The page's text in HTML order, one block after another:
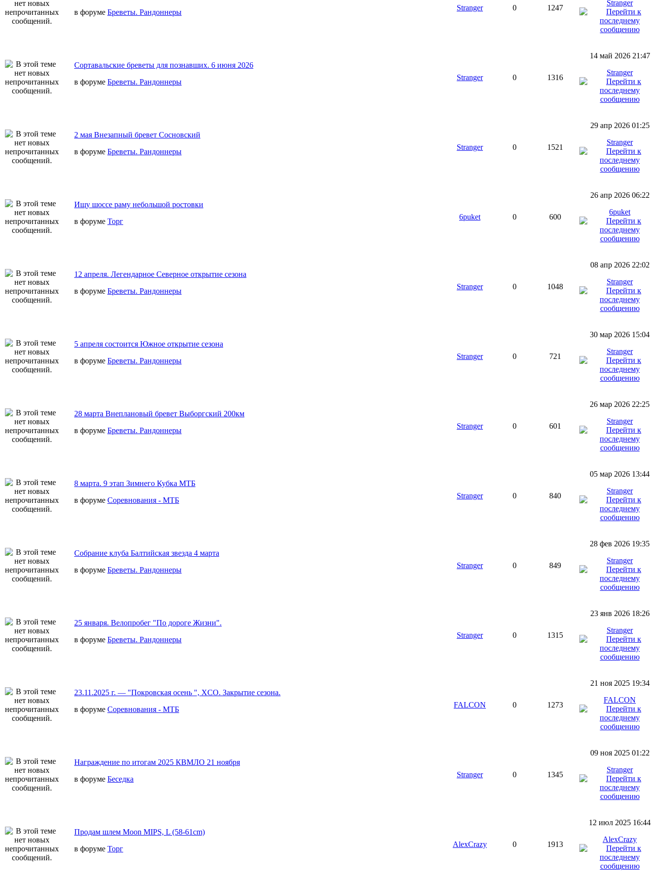
в форуме Бреветы. Рандоннеры
Stranger 0 1247
Stranger
Сортавальские бреветы для познавших. 6 июня 2026
в форуме Бреветы. Рандоннеры
Stranger 0 1316
14 май 2026 21:47
Stranger
2 мая Внезапный бревет Сосновский
в форуме Бреветы. Рандоннеры
Stranger 0 1521
29 апр 2026 01:25
Stranger
Ищу шоссе раму небольшой ростовки
в форуме Торг
6puket 0 600
26 апр 2026 06:22
6puket
12 апреля. Легендарное Северное открытие сезона
в форуме Бреветы. Рандоннеры
Stranger 0 1048
08 апр 2026 22:02
Stranger
5 апреля состоится Южное открытие сезона
в форуме Бреветы. Рандоннеры
Stranger 0 721
30 мар 2026 15:04
Stranger
28 марта Внеплановый бревет Выборгский 200км
в форуме Бреветы. Рандоннеры
Stranger 0 601
26 мар 2026 22:25
Stranger
8 марта. 9 этап Зимнего Кубка МТБ
в форуме Соревнования - МТБ
Stranger 0 840
05 мар 2026 13:44
Stranger
Собрание клуба Балтийская звезда 4 марта
в форуме Бреветы. Рандоннеры
Stranger 0 849
28 фев 2026 19:35
Stranger
25 января. Велопробег "По дороге Жизни".
в форуме Бреветы. Рандоннеры
Stranger 0 1315
23 янв 2026 18:26
Stranger
23.11.2025 г. — "Покровская осень ", XCO. Закрытие сезона.
в форуме Соревнования - МТБ
FALCON 0 1273
21 ноя 2025 19:34
FALCON
Награждение по итогам 2025 КВМЛО 21 ноября
в форуме Беседка
Stranger 0 1345
09 ноя 2025 01:22
Stranger
Продам шлем Moon MIPS, L (58-61cm)
в форуме Торг
AlexCrazy 0 1913
12 июл 2025 16:44
AlexCrazy